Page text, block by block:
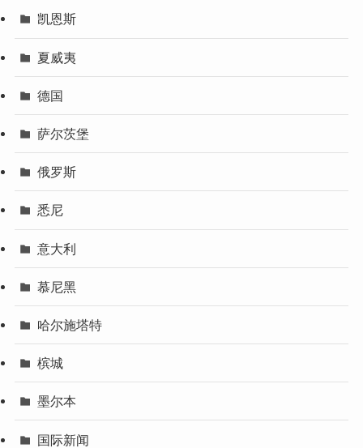
凯恩斯
夏威夷
德国
萨尔茨堡
俄罗斯
悉尼
意大利
慕尼黑
哈尔施塔特
槟城
墨尔本
国际新闻